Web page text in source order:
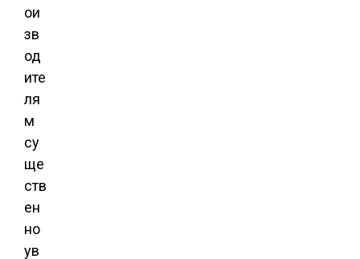
ои
зв
од
ите
ля
м
су
ще
ств
ен
но
ув